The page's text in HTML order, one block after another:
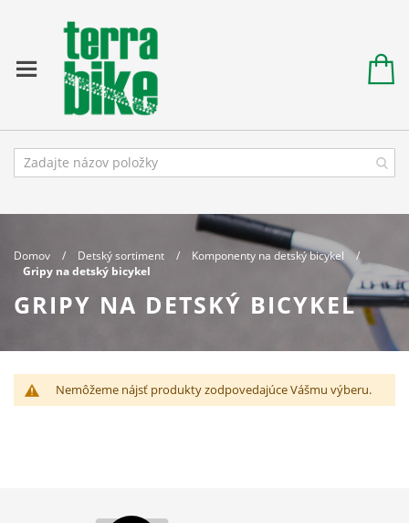
Domov Detský sortiment
Komponenty na detský bicykel
Gripy na detský bicykel
GRIPY NA DETSKÝ BICYKEL
Nemôžeme nájsť produkty zodpovedajúce Vášmu výberu.